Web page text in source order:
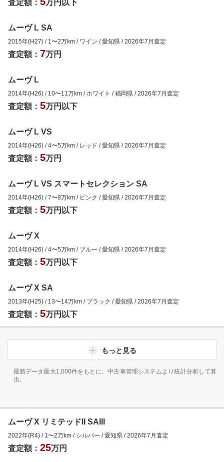
査定額： 万円以下
ムーヴ L SA
2015年(H27) / 1 〜2万km / ワイン /愛知県 /2026年7月査定
査定額： 7万円
ムーヴ L
2014年(H26) / 10〜11 万km / ホワイト /福岡県 /2026年7月査定
査定額： 5万円以下
ムーヴ L VS
2014年(H26) /4〜5万km / レッド /愛知県 /2026年7月査定
査定額： 5万円
ムーヴ L VS スマートセレクション SA
2014年(H26) /7〜8万km / ピンク /愛知県 /2026年7月査定
査定額： 5万円以下
ムーヴ X
2014年(H26) /4〜5万km / ブルー /愛知県 /2026年7月査定
査定額： 5万円以下
ムーヴ X SA
2013年(H25) / 13〜14万km / ブラック /愛知県 /2026年7月査定
査定額： 5万円以下
もっと見る
最新データ最大1,000件をもとに、中古車管理システムより統計分析して算
出。
ムーヴ X リミテッドII SAIII
2022年(R4) / 1 〜2万km / シルバー /愛知県 /2026年7月査定
査定額： 25万円